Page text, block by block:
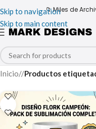
Skip to navigation
Skip to main content
📁 Miles de
Inicio/ Productos